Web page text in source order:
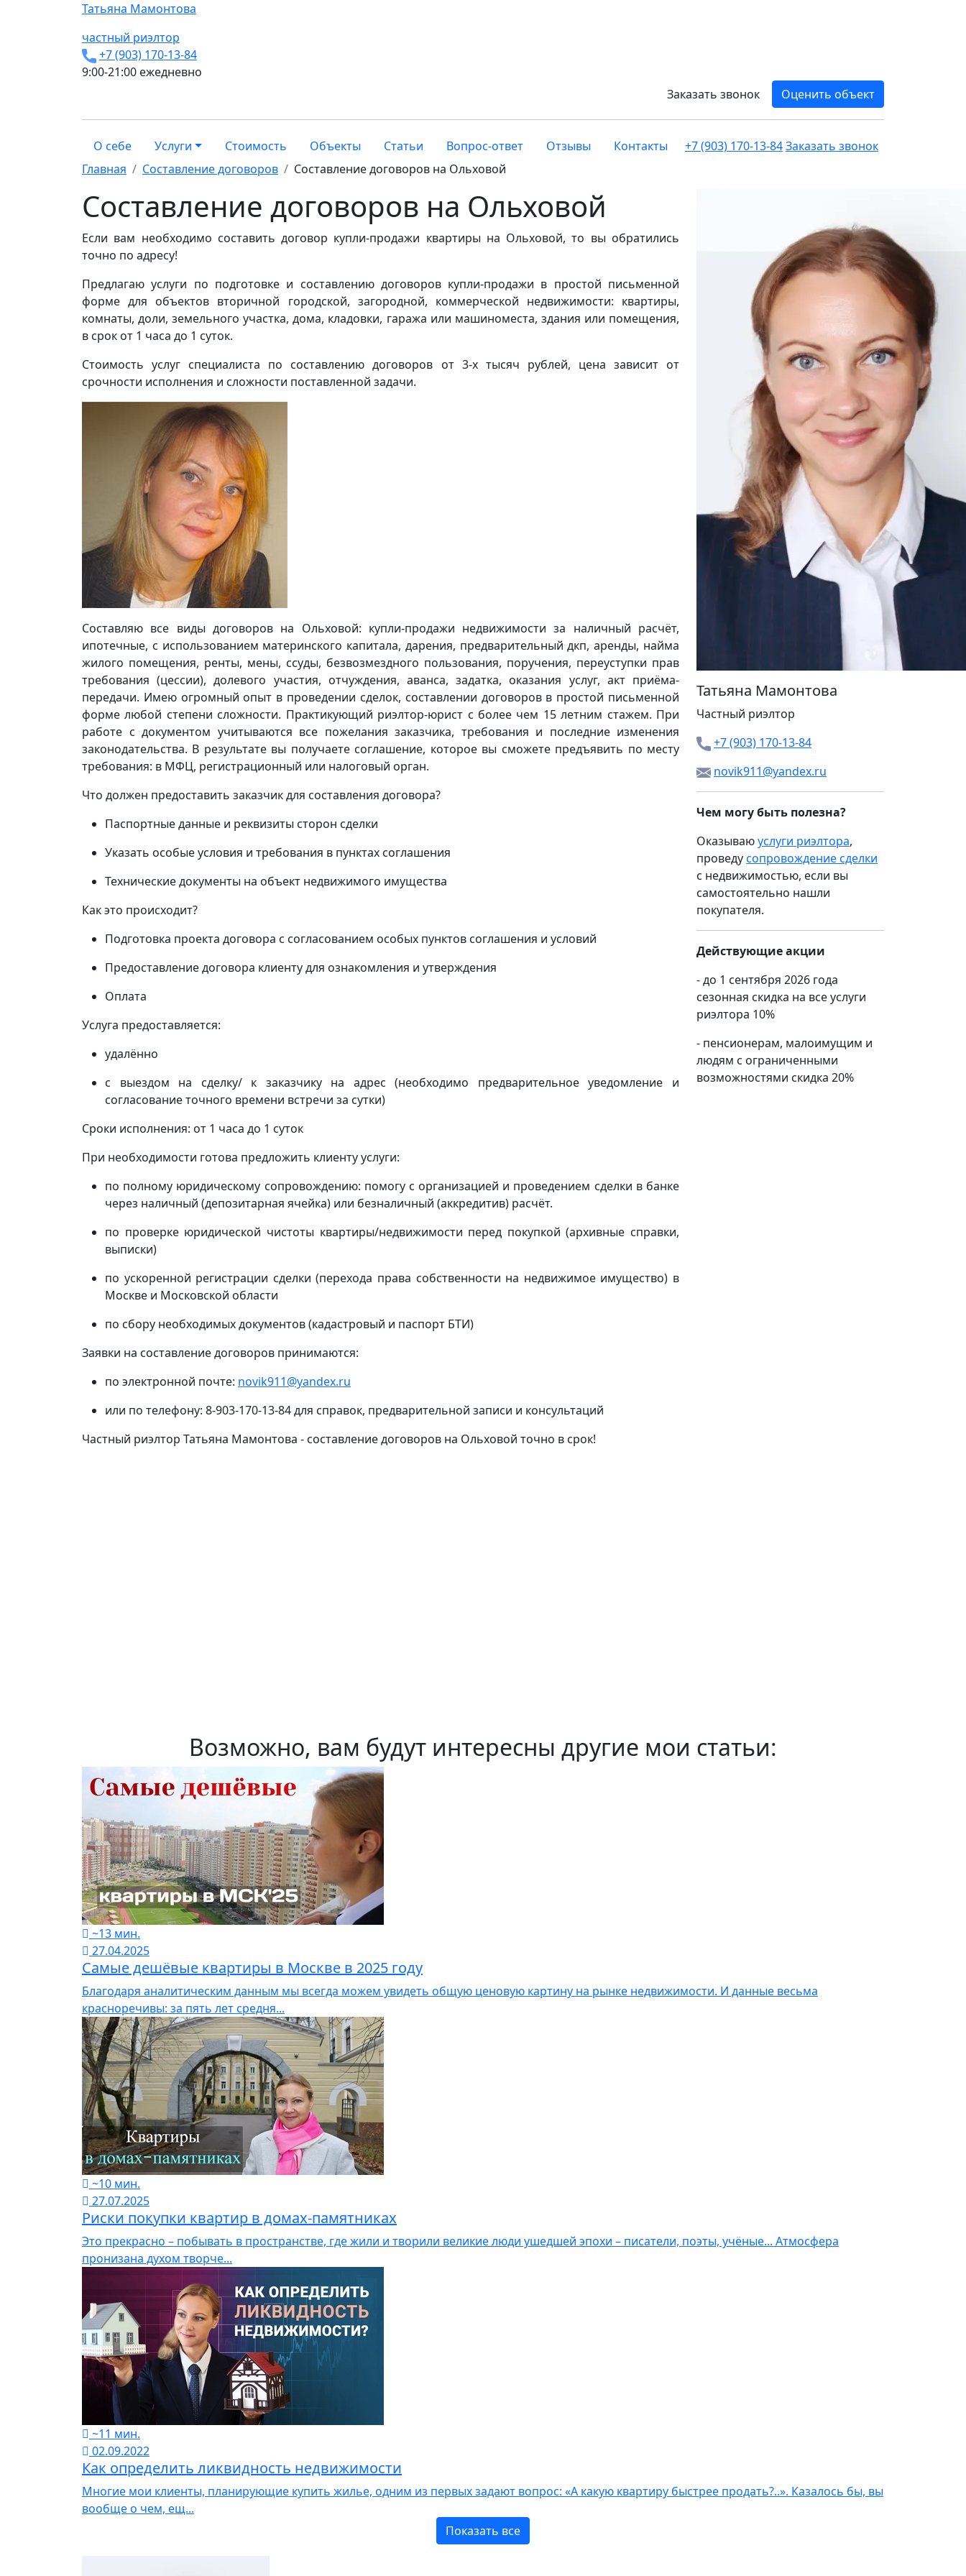
Татьяна Мамонтова
частный риэлтор
+7 (903) 170-13-84
9:00-21:00 ежедневно
Заказать звонок
Оценить объект
О себе Услуги Стоимость Объекты Статьи Вопрос-ответ Отзывы Контакты +7 (903) 170-13-84Заказать звонок
Главная
Составление договоров Составление договоров на Ольховой
Составление договоров на Ольховой
Если вам необходимо составить договор купли-продажи квартиры на Ольховой, то вы обратились
точно по адресу!
Предлагаю услуги по подготовке и составлению договоров купли-продажи в простой письменной
форме для объектов вторичной городской, загородной, коммерческой недвижимости: квартиры,
комнаты, доли, земельного участка, дома, кладовки, гаража или машиноместа, здания или помещения,
в срок от 1 часа до 1 суток.
Стоимость услуг специалиста по составлению договоров от 3-х тысяч рублей, цена зависит от
срочности исполнения и сложности поставленной задачи.
Составляю все виды договоров на Ольховой: купли-продажи недвижимости за наличный расчёт,
ипотечные, с использованием материнского капитала, дарения, предварительный дкп, аренды, найма
жилого помещения, ренты, мены, ссуды, безвозмездного пользования, поручения, переуступки прав
требования (цессии), долевого участия, отчуждения, аванса, задатка, оказания услуг, акт приёма-
передачи. Имею огромный опыт в проведении сделок, составлении договоров в простой письменной
форме любой степени сложности. Практикующий риэлтор-юрист с более чем 15 летним стажем. При
работе с документом учитываются все пожелания заказчика, требования и последние изменения
законодательства. В результате вы получаете соглашение, которое вы сможете предъявить по месту
требования: в МФЦ, регистрационный или налоговый орган.
Что должен предоставить заказчик для составления договора?
Паспортные данные и реквизиты сторон сделки
Указать особые условия и требования в пунктах соглашения
Технические документы на объект недвижимого имущества
Как это происходит?
Подготовка проекта договора с согласованием особых пунктов соглашения и условий
Предоставление договора клиенту для ознакомления и утверждения
Оплата
Услуга предоставляется:
удалённо
с выездом на сделку/ к заказчику на адрес(необходимо предварительное уведомление и
согласование точного времени встречи за сутки)
Сроки исполнения: от 1 часа до 1 суток
При необходимости готова предложить клиенту услуги:
по полному юридическому сопровождению: помогу с организацией и проведением сделки в банке
через наличный (депозитарная ячейка) или безналичный (аккредитив) расчёт.
по проверке юридической чистоты квартиры/недвижимости перед покупкой (архивные справки,
выписки)
по ускоренной регистрации сделки (перехода права собственности на недвижимое имущество) в
Москве и Московской области
по сбору необходимых документов (кадастровый и паспорт БТИ)
Заявки на составление договоров принимаются:
по электронной почте: novik911@yandex.ru
или по телефону: 8-903-170-13-84 для справок, предварительной записи и консультаций
Частный риэлтор Татьяна Мамонтова - составление договоров на Ольховой точно в срок!
Татьяна Мамонтова
Частный риэлтор
+7 (903) 170-13-84
novik911@yandex.ru
Чем могу быть полезна?
Оказываюуслуги риэлтора,
проведусопровождение сделки
с недвижимостью, если вы
самостоятельно нашли
покупателя.
Действующие акции
- до 1 сентября 2026 года
сезонная скидка на все услуги
риэлтора 10%
- пенсионерам, малоимущим и
людям с ограниченными
возможностями скидка 20%
Возможно, вам будут интересны другие мои статьи:
~13 мин.
27.04.2025
Самые дешёвые квартиры в Москве в 2025 году
Благодаря аналитическим данным мы всегда можем увидеть общую ценовую картину на рынке недвижимости. И данные весьма
красноречивы: за пять лет средня...
~10 мин.
27.07.2025
Риски покупки квартир в домах-памятниках
Это прекрасно – побывать в пространстве, где жили и творили великие люди ушедшей эпохи – писатели, поэты, учёные... Атмосфера
пронизана духом творче...
~11 мин.
02.09.2022
Как определить ликвидность недвижимости
Многие мои клиенты, планирующие купить жилье, одним из первых задают вопрос: «А какую квартиру быстрее продать?..». Казалось бы, вы
вообще о чем, ещ...
Показать все